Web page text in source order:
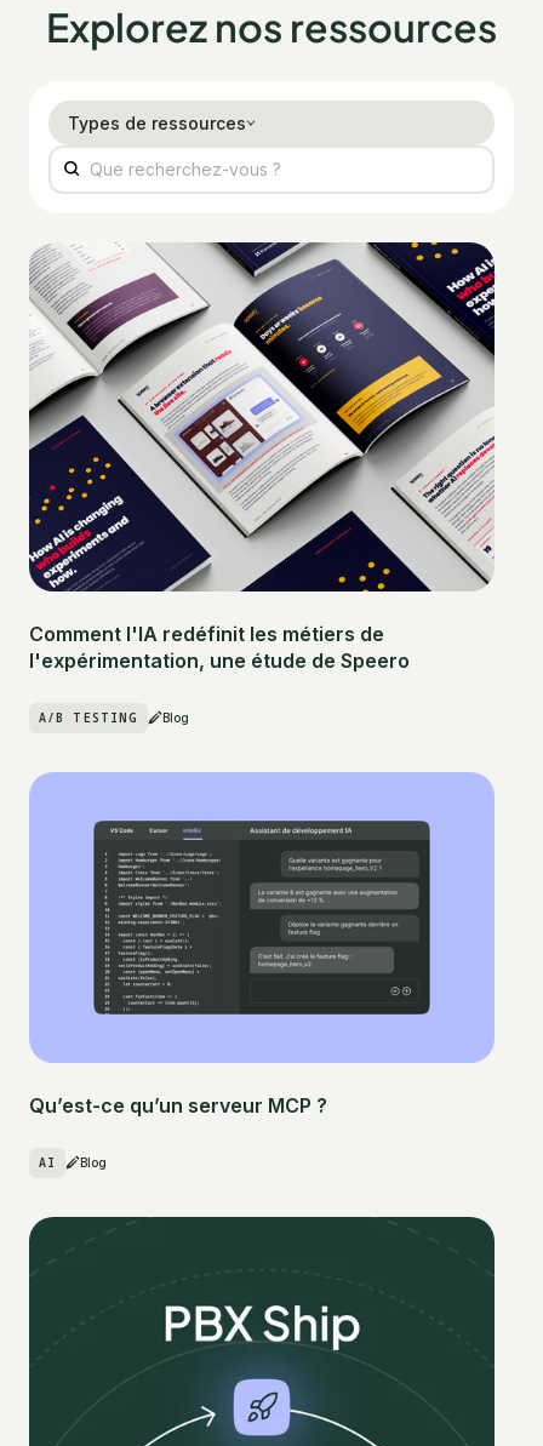
Explorez nos ressources
Types de ressources
Comment l'IA redéfinit les métiers de
l'expérimentation, une étude de Speero
A/B TESTING Blog
Qu’est-ce qu’un serveur MCP ?
AI Blog